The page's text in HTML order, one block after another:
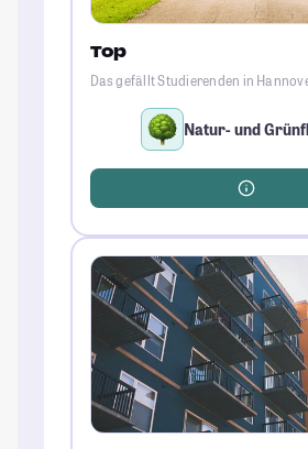
Top
Das gefällt Studierenden in
Natur- und